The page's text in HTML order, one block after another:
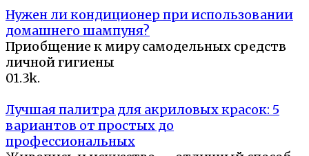
Нужен ли кондиционер при использовании
домашнего шампуня?
Приобщение к миру самодельных средств
личной гигиены
01.3k.
Лучшая палитра для акриловых красок: 5
вариантов от простых до
профессиональных